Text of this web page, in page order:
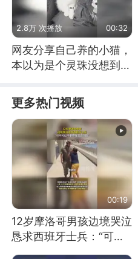
2.8万 次播放 00:32
网友分享自己养的小猫，
本以为是个灵珠没想到是
更多热门视频
00:19
12岁摩洛哥男孩边境哭泣
恳求西班牙士兵：“可不
可以不要把我遣返回国”